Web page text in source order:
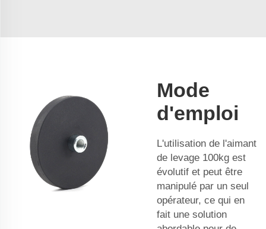
Mode
d'emploi
L'utilisation de l'aimant
de levage 100kg est
évolutif et peut être
manipulé par un seul
opérateur, ce qui en
fait une solution